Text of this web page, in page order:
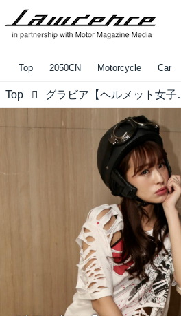
Top 2050CN Motorcycle Car
Top グラビア